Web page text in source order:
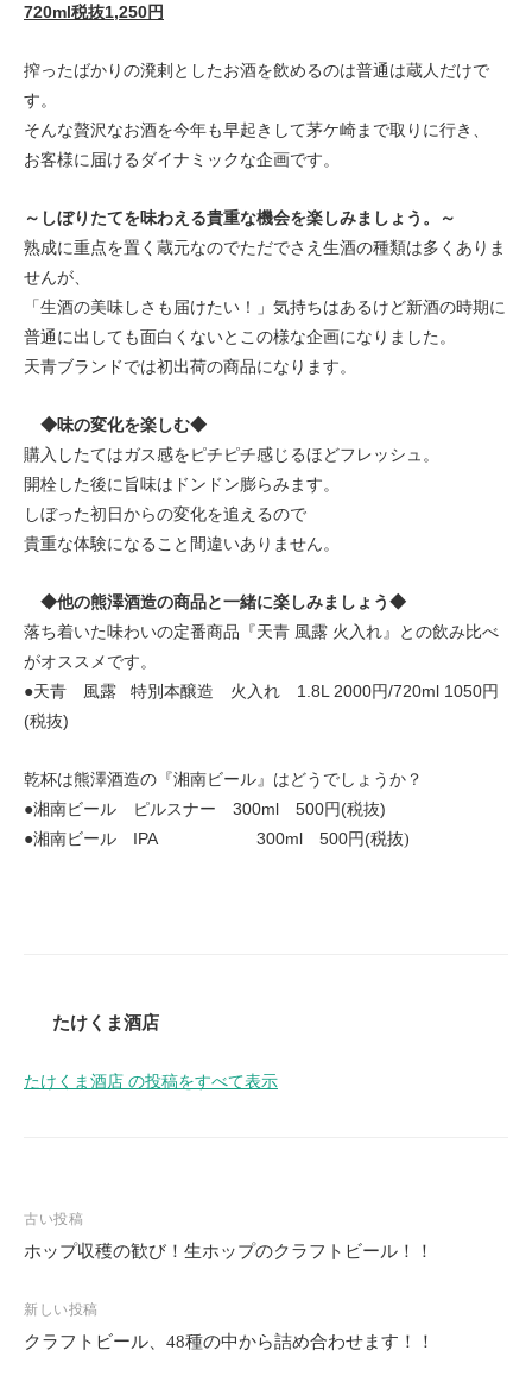
720ml税抜1,250円
搾ったばかりの溌剌としたお酒を飲めるのは普通は蔵人だけで
す。
そんな贅沢なお酒を今年も早起きして茅ケ崎まで取りに行き、
お客様に届けるダイナミックな企画です。
～しぼりたてを味わえる貴重な機会を楽しみましょう。～
熟成に重点を置く蔵元なのでただでさえ生酒の種類は多くありま
せんが、
「生酒の美味しさも届けたい！」気持ちはあるけど新酒の時期に
普通に出しても面白くないとこの様な企画になりました。
天青ブランドでは初出荷の商品になります。
◆味の変化を楽しむ◆
購入したてはガス感をピチピチ感じるほどフレッシュ。
開栓した後に旨味はドンドン膨らみます。
しぼった初日からの変化を追えるので
貴重な体験になること間違いありません。
◆他の熊澤酒造の商品と一緒に楽しみましょう◆
落ち着いた味わいの定番商品『天青 風露 火入れ』との飲み比べ
がオススメです。
●天青 風露 特別本醸造 火入れ 1.8L 2000円/720ml 1050円
(税抜)
乾杯は熊澤酒造の『湘南ビール』はどうでしょうか？
●湘南ビール ピルスナー 300ml 500円(税抜)
●湘南ビール IPA 300ml 500円(税抜)
たけくま酒店
たけくま酒店 の投稿をすべて表示
投
稿
ビ
ー
古い投稿
ホップ収穫の歓び！生ホップのクラフトビール！！
新しい投稿
クラフトビール、48種の中から詰め合わせます！！